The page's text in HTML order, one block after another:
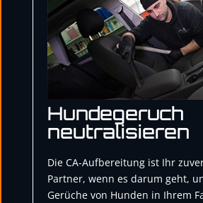
Hundegeruch
neutralisieren
Die CA-Aufbereitung ist Ihr
Partner, wenn es darum geht,
Gerüche von Hunden in Ihrem